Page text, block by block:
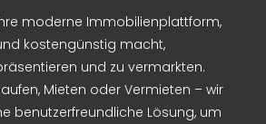
moderne Immobilienplattform,
kostengünstig macht,
und zu vermarkten.
Mieten oder Vermieten – wir
benutzerfreundliche Lösung, um